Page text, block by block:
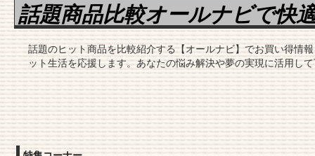
話題商品比較オールナビで快
話題のヒット商品を比較紹介する【オールナビ】でお買い得情
ット生活を応援します。あなたの悩み解決や夢の実現に活用し